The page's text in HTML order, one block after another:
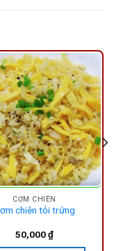
CƠM CHIÊN
chiên tỏi trứng
50,000₫